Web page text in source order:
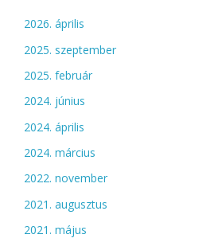
2026. április
2025. szeptember
2025. február
2024. június
2024. április
2024. március
2022. november
2021. augusztus
2021. május